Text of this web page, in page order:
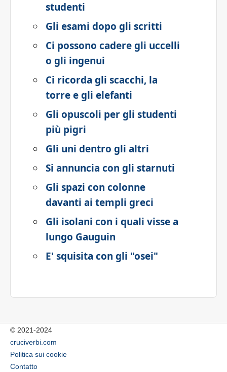
studenti
Gli esami dopo gli scritti
Ci possono cadere gli uccelli
o gli ingenui
Ci ricorda gli scacchi, la
torre e gli elefanti
Gli opuscoli per gli studenti
più pigri
Gli uni dentro gli altri
Si annuncia con gli starnuti
Gli spazi con colonne
davanti ai templi greci
Gli isolani con i quali visse a
lungo Gauguin
E' squisita con gli "osei"
© 2021-2024
cruciverbi.com
Politica sui cookie
Contatto